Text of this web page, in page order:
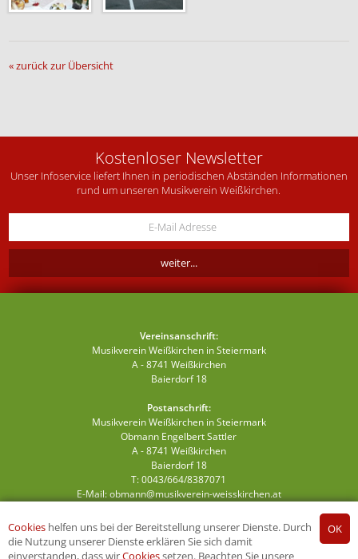
Cookies helfen uns bei der Bereitstellung unserer Dienste. Durch
die Nutzung unserer Dienste erklären Sie sich damit
einverstanden, dass wirCookiessetzen. Beachten Sie unsere
« zurück zur Übersicht
Kostenloser Newsletter
Unser Infoservice liefert Ihnen in periodischen Abständen Informationen
rund um unseren Musikverein Weißkirchen.
Vereinsanschrift:
Musikverein Weißkirchen in Steiermark
A - 8741 Weißkirchen
Baierdorf 18
Postanschrift:
Musikverein Weißkirchen in Steiermark
Obmann Engelbert Sattler
A - 8741 Weißkirchen
Baierdorf 18
T: 0043/664/8387071
E-Mail: obmann@musikverein-weisskirchen.at
© 2026 MVW,Werbeagentur Gössler & Sailer OG/ Impressum